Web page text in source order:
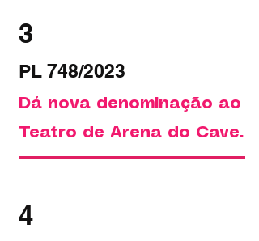
3
PL 748/2023
Dá nova denominação ao
Teatro de Arena do Cave.
4